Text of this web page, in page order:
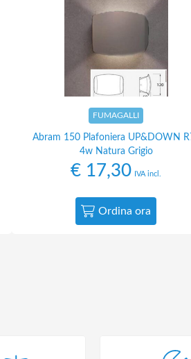
FUMAGALLI
Abram 150 Plafoniera UP&DOWN
4w Natura Grigio
€ 17,30 IVA incl.
Ordina ora